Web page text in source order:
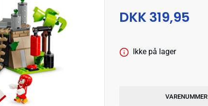
DKK 319,95
Ikke på lager
VARENUMMER